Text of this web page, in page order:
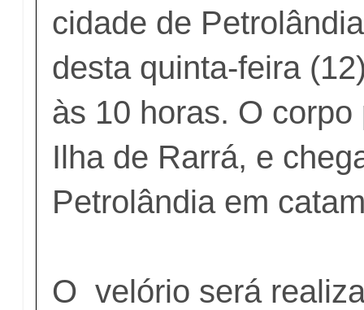
cidade de
desta quinta-feira
às 10 horas. O
Ilha de Rarrá, e
Petrolândia em
O velório será